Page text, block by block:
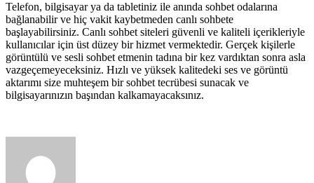
Telefon, bilgisayar ya da tabletiniz ile anında sohbet odalarına
bağlanabilir ve hiç vakit kaybetmeden canlı sohbete
başlayabilirsiniz. Canlı sohbet siteleri güvenli ve kaliteli içerikleriyle
kullanıcılar için üst düzey bir hizmet vermektedir. Gerçek kişilerle
görüntülü ve sesli sohbet etmenin tadına bir kez vardıktan sonra asla
vazgeçemeyeceksiniz. Hızlı ve yüksek kalitedeki ses ve görüntü
aktarımı size muhteşem bir sohbet tecrübesi sunacak ve
bilgisayarınızın başından kalkamayacaksınız.